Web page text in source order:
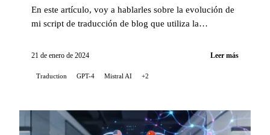
En este artículo, voy a hablarles sobre la evolución de
mi script de traducción de blog que utiliza la
tecnología Mistral AI...
21 de enero de 2024 Leer más
Traduction GPT-4 Mistral AI +2